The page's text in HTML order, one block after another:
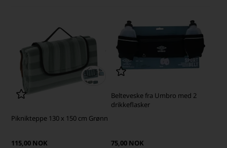
Piknikteppe 130 x 150 cm Grønn
115,00 NOK
Belteveske fra Umbro med 2
drikkeflasker
75,00 NOK